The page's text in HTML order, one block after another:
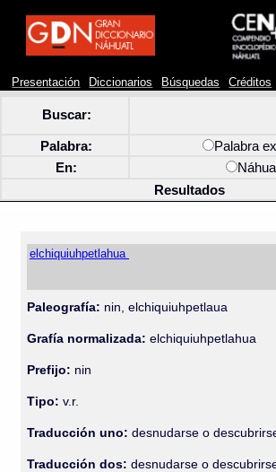
Presentación Diccionarios Búsquedas Créditos
Buscar:
Palabra: Palabra
En:
Resultados
elchiquiuhpetlahua
Paleografía: nin, elchiquiuhpetlaua
Grafía normalizada: elchiquiuhpetlahua
Prefijo: nin
Tipo: v.r.
Traducción uno: desnudarse o
Traducción dos: desnudarse o